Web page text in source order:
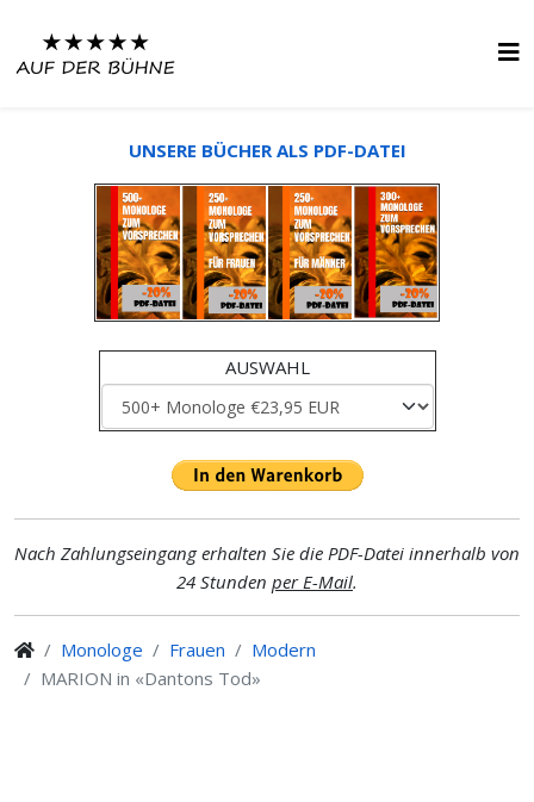
UNSERE BÜCHER ALS PDF-DATEI
AUSWAHL
Nach Zahlungseingang erhalten Sie die PDF-Datei innerhalb von
24 Stunden per E-Mail.
Monologe Frauen
Modern
MARION in «Dantons Tod»